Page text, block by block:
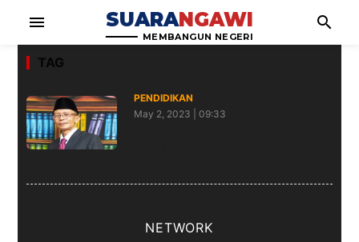
menu SUARANGAWI
MEMBANGUN NEGERI
search
TAG
PENDIDIKAN
May 2, 2023 | 09:33
NETWORK